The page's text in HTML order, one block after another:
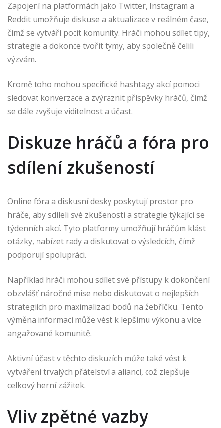
Zapojení na platformách jako Twitter, Instagram a
Reddit umožňuje diskuse a aktualizace v reálném čase,
čímž se vytváří pocit komunity. Hráči mohou sdílet tipy,
strategie a dokonce tvořit týmy, aby společně čelili
výzvám.
Kromě toho mohou specifické hashtagy akcí pomoci
sledovat konverzace a zvýraznit příspěvky hráčů, čímž
se dále zvyšuje viditelnost a účast.
Diskuze hráčů a fóra pro
sdílení zkušeností
Online fóra a diskusní desky poskytují prostor pro
hráče, aby sdíleli své zkušenosti a strategie týkající se
týdenních akcí. Tyto platformy umožňují hráčům klást
otázky, nabízet rady a diskutovat o výsledcích, čímž
podporují spolupráci.
Například hráči mohou sdílet své přístupy k dokončení
obzvlášť náročné mise nebo diskutovat o nejlepších
strategiích pro maximalizaci bodů na žebříčku. Tento
výměna informací může vést k lepšímu výkonu a více
angažované komunitě.
Aktivní účast v těchto diskuzích může také vést k
vytváření trvalých přátelství a aliancí, což zlepšuje
celkový herní zážitek.
Vliv zpětné vazby